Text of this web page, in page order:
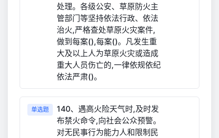
处理。各级公安、草原防火主
管部门等坚持依法行政、依法
治火,严格查处草原火灾案件,
做到每案(),每案()。凡发生重
大及以上人为草原火灾或造成
重大人员伤亡的,一律依规依纪
依法严肃()。
单选题
140、遇高火险天气时,及时发
布禁火命令,向社会公众预警。
对无民事行为能力人和限制民